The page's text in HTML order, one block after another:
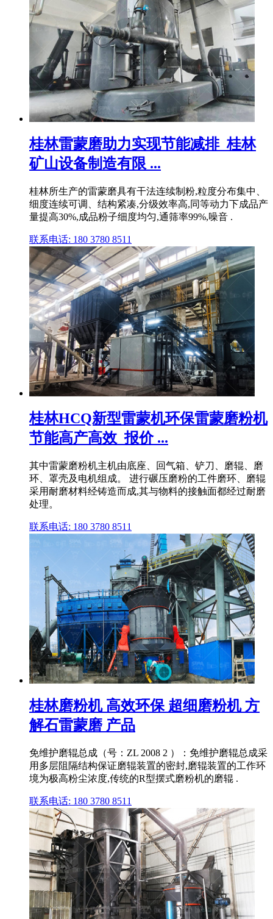
桂林雷蒙磨助力实现节能减排_桂林
矿山设备制造有限 ...
桂林所生产的雷蒙磨具有干法连续制粉,粒度分布集中、
细度连续可调、结构紧凑,分级效率高,同等动力下成品产
量提高30%,成品粉子细度均匀,通筛率99%,噪音 .
联系电话: 180 3780 8511
桂林HCQ新型雷蒙机环保雷蒙磨粉机
节能高产高效_报价 ...
其中雷蒙磨粉机主机由底座、回气箱、铲刀、磨辊、磨
环、罩壳及电机组成。 进行碾压磨粉的工件磨环、磨辊
采用耐磨材料经铸造而成,其与物料的接触面都经过耐磨
处理。
联系电话: 180 3780 8511
桂林磨粉机 高效环保 超细磨粉机 方
解石雷蒙磨 产品
免维护磨辊总成（号：ZL 2008 2 ）：免维护磨辊总成采
用多层阻隔结构保证磨辊装置的密封,磨辊装置的工作环
境为极高粉尘浓度,传统的R型摆式磨粉机的磨辊 .
联系电话: 180 3780 8511